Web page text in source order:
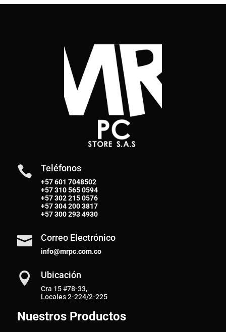
 Teléfonos
+57 601 7048502
+57310 565 0594
+57302 215 0576
+57304 200 3817
+57300 293 4930
 Correo Electrónico
info@mrpc.com.co
 Ubicación
Cra 15 #78-33,
Locales 2-224/2-225
Nuestros Productos